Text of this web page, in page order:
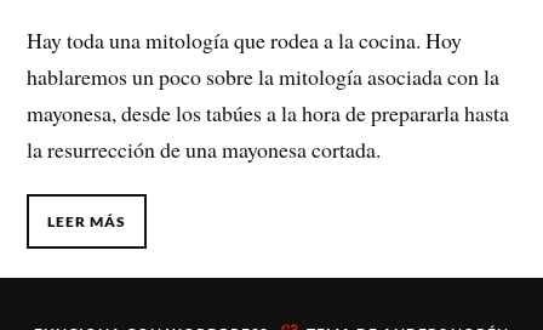
Hay toda una mitología que rodea a la cocina. Hoy
hablaremos un poco sobre la mitología asociada con la
mayonesa, desde los tabúes a la hora de prepararla hasta
la resurrección de una mayonesa cortada.
LEER MÁS